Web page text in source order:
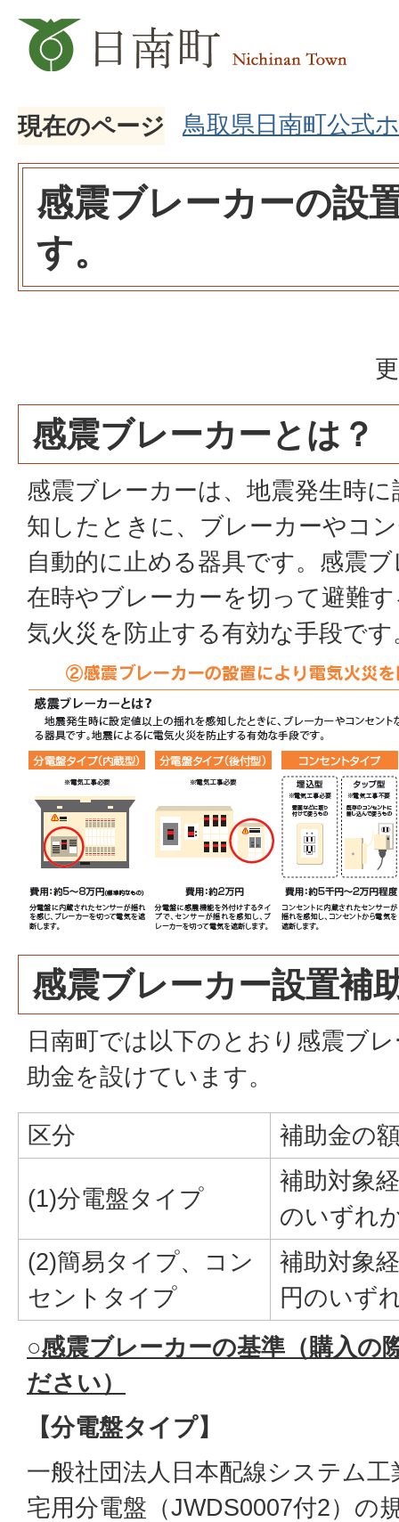
現在のページ 鳥取県日南町公式
感震ブレーカーの設
す。
感震ブレーカーとは？
感震ブレーカーは、地震発生時
知したときに、ブレーカーやコ
自動的に止める器具です。感震
在時やブレーカーを切って避難
気火災を防止する有効な手段です
感震ブレーカー設置補
日南町では以下のとおり感震ブ
助金を設けています。
区分 補助金の
(1)分電盤タイプ
補助対象
のいずれ
(2)簡易タイプ、コン
セントタイプ
補助対象
円のいず
○感震ブレーカーの基準（購入の
ださい）
【分電盤タイプ】
一般社団法人日本配線システム
宅用分電盤（JWDS0007付2）の